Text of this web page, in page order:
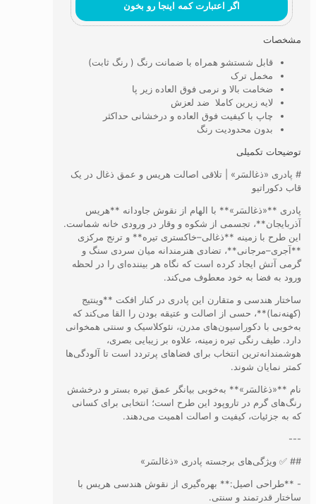
اگر اعتبارت کمه اینجا رو بخون
مشخصات
قابل شستشو همراه با ضمانت رنگ ( رنگ ثابت)
مخمل ترک
ضخامت بالا و نرمی فوق العاده زیر پا
لایه زیرین کاملا ضد لعزش
چاپ با کیفیت فوق العاده و درخشانی حداکثر
بدون محدودیت رنگ
توضیحات تکمیلی
# پادری «ذغالسَر» | تلاقی اصالت هریس و عمق ذغال در یک
قاب دکوراتیو
پادری **«ذغالسَر»** با الهام از نقوش جاودانه **هریس
آذربایجان**، تجسمی از شکوه و وقار در ورودی خانه شماست.
این طرح با زمینه **ذغالی–خاکستری تیره** و ترنج مرکزی
**آجری–مرجانی**، تضادی هنرمندانه میان سردی سنگ و
گرمی آتش ایجاد کرده است که نگاه هر بیننده‌ای را در لحظه
ورود به فضا به خود معطوف می‌کند.
ساختار هندسی و متقارن این پادری در کنار افکت **وینتیج
(کهنه‌نما)**، حسی از اصالت و عتیقه بودن را القا می‌کند که
به‌خوبی با دکوراسیون‌های مدرن، نئوکلاسیک و سنتی همخوانی
دارد. طیف رنگی تیره زمینه، علاوه بر زیبایی بصری،
هوشمندانه‌ترین انتخاب برای فضاهای پرتردد است تا آلودگی‌ها
کمتر نمایان شوند.
نام **«ذغالسَر»** به‌خوبی بیانگر عمق تیره بستر و درخشش
رنگ‌های گرم در تاروپود این طرح است؛ انتخابی برای کسانی
که به جزئیات، کیفیت و اصالت اهمیت می‌دهند.
---
## ✅ ویژگی‌های برجسته پادری «ذغالسَر»
- **طراحی اصیل:** بهره‌گیری از نقوش هندسی هریس با
ساختار قدرتمند و سنتی.